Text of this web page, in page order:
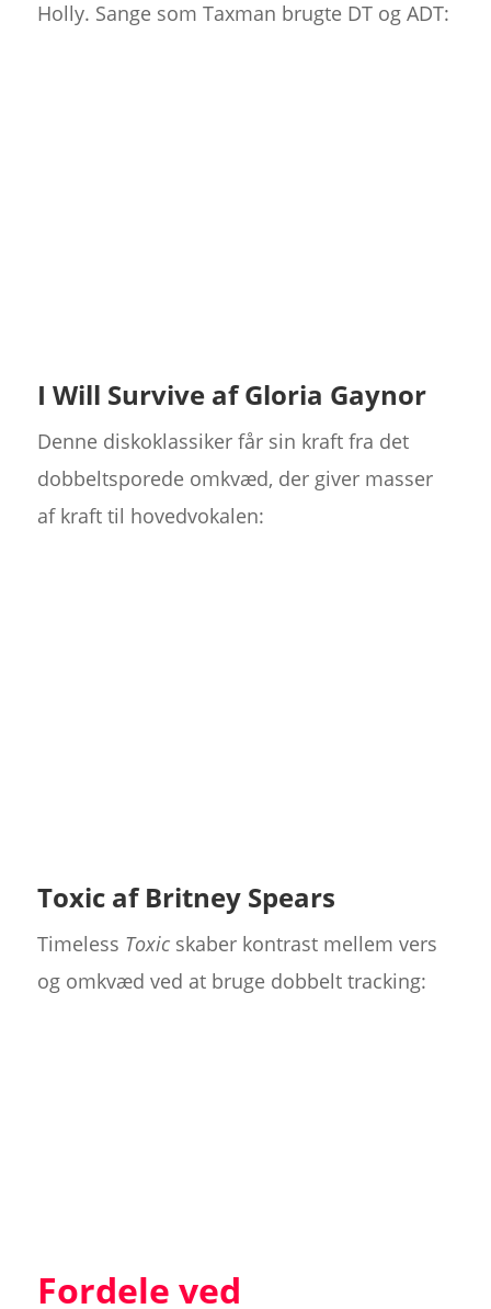
Holly. Sange som Taxman brugte DT og ADT:
I Will Survive af Gloria Gaynor
Denne diskoklassiker får sin kraft fra det
dobbeltsporede omkvæd, der giver masser
af kraft til hovedvokalen:
Toxic af Britney Spears
Timeless Toxicskaber kontrast mellem vers
og omkvæd ved at bruge dobbelt tracking:
Fordele ved